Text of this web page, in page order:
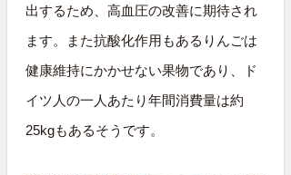
出するため、高血圧の改善に期待され
ます。また抗酸化作用もあるりんごは
健康維持にかかせない果物であり、ド
イツ人の一人あたり年間消費量は約
25kgもあるそうです。